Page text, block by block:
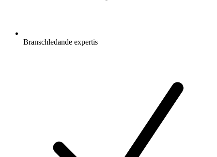
Branschledande expertis